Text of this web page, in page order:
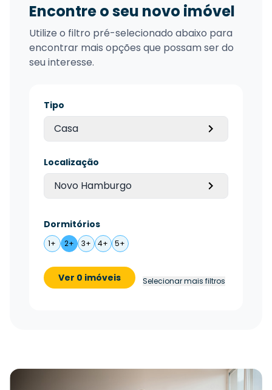
Encontre o seu novo imóvel
Utilize o filtro pré-selecionado abaixo para
encontrar mais opções que possam ser do
seu interesse.
Tipo
Casa
Localização
Novo Hamburgo
Dormitórios
1+ 2+ 3+ 4+ 5+
Ver 0 imóveis Selecionar mais filtros